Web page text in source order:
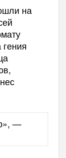
на
—